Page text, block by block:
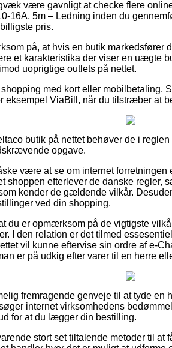
være gavnligt at checke flere
16A, 5m – Ledning inden du
pris.
på, at hvis en butik markedsfører
et karakteristika der viser en uægte
uoprigtige outlets på nettet.
med kort eller mobilbetaling.
eksempel ViaBill, når du tilstræber at
butik på nettet behøver de i
opgave.
være at se om internet
shoppen efterlever de danske regler,
kender de gældende vilkår.
ved din shopping.
du er opmærksom på de vigtigste
I den relation er det tilmed
vil kunne eftervise sin ordre af e-
er på udkig efter varer til en herre
fremragende genveje til at tyde en
internet virksomhedens
for at du lægger din bestilling.
stort set tiltalende metoder til at